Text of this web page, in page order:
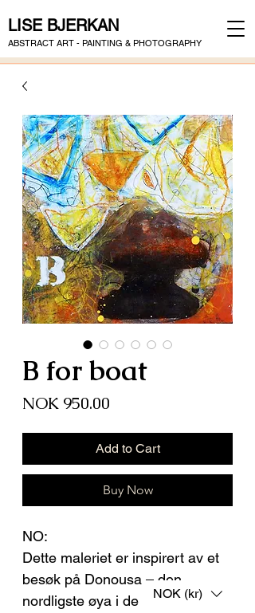
LISE BJERKAN
ABSTRACT ART - PAINTING & PHOTOGRAPHY
B for boat
NOK 950.00
Add to Cart
Buy Now
NO:
Dette maleriet er inspirert av et
besøk på Donousa – den
nordligste øya i de små østre
NOK (kr)